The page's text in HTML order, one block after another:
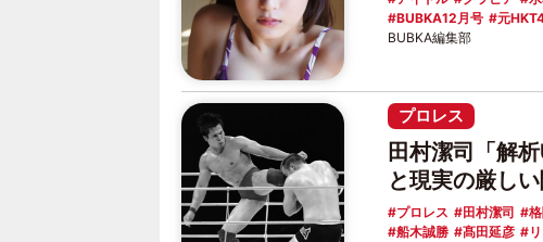
BUBKA12月号
元
BUBKA編集部
プロレス
田村潔司「解
と現実の厳し
プロレス 田村潔司
船木誠勝
髙田延彦